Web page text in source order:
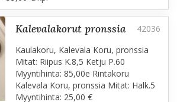
kalevalakorut pronssia
Kaulakoru, Kalevala Koru, pronssia
Mitat: Riipus K.8,5 Ketju P.60
Myyntihinta: 85,00e Rintakoru
Kalevala Koru, pronssia Mitat: Halk.5
Myyntihinta: 25,00 €